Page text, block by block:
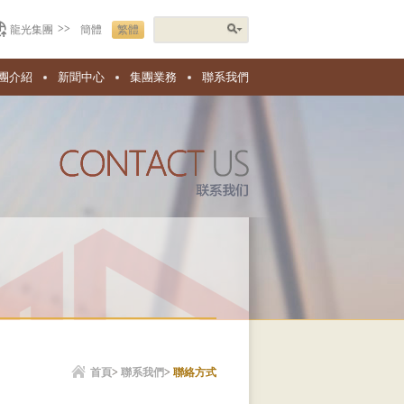
龍光集團 >> 簡體 繁體
介紹 新聞中心 集團業務 聯系我們
首頁> 聯系我們> 聯絡方式